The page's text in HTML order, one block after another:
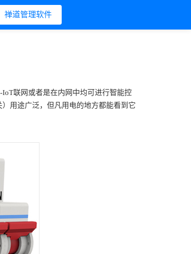
禅道管理软件
联网或者是在内网中均可进行智能控
用途广泛，但凡用电的地方都能看到它